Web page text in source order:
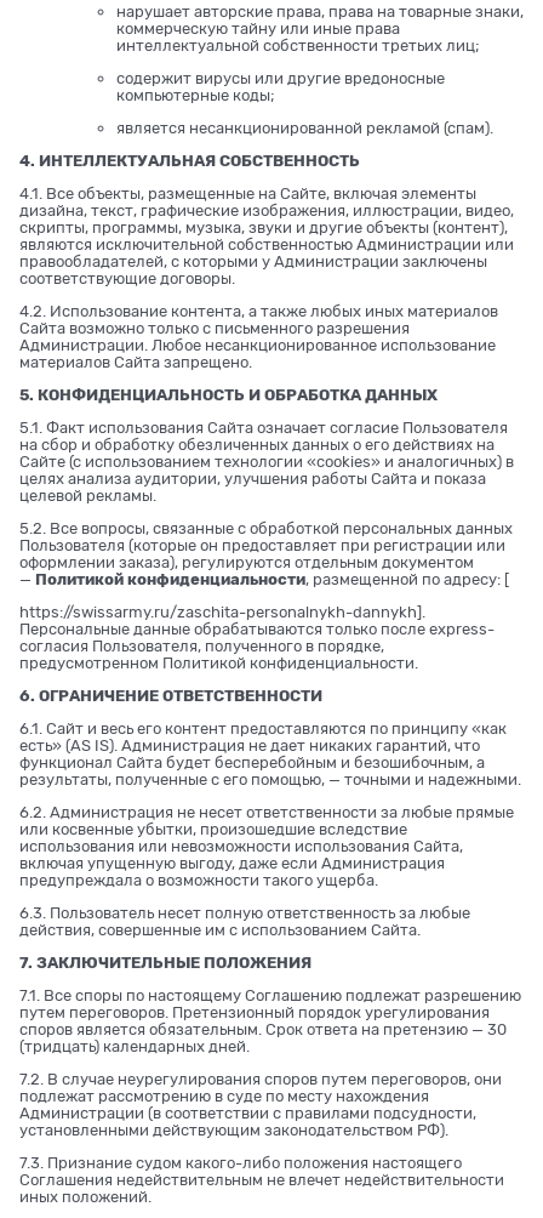
нарушает авторские права, права на товарные знаки,
коммерческую тайну или иные права
интеллектуальной собственности третьих лиц;
содержит вирусы или другие вредоносные
компьютерные коды;
является несанкционированной рекламой (спам).
4. ИНТЕЛЛЕКТУАЛЬНАЯ СОБСТВЕННОСТЬ
4.1. Все объекты, размещенные на Сайте, включая элементы
дизайна, текст, графические изображения, иллюстрации, видео,
скрипты, программы, музыка, звуки и другие объекты (контент),
являются исключительной собственностью Администрации или
правообладателей, с которыми у Администрации заключены
соответствующие договоры.
4.2. Использование контента, а также любых иных материалов
Сайта возможно только с письменного разрешения
Администрации. Любое несанкционированное использование
материалов Сайта запрещено.
5. КОНФИДЕНЦИАЛЬНОСТЬ И ОБРАБОТКА ДАННЫХ
5.1. Факт использования Сайта означает согласие Пользователя
на сбор и обработку обезличенных данных о его действиях на
Сайте (с использованием технологии «cookies» и аналогичных) в
целях анализа аудитории, улучшения работы Сайта и показа
целевой рекламы.
5.2. Все вопросы, связанные с обработкой персональных данных
Пользователя (которые он предоставляет при регистрации или
оформлении заказа), регулируются отдельным документом
— Политикой конфиденциальности, размещенной по адресу: [
https://swissarmy.ru/zaschita-personalnykh-dannykh].
Персональные данные обрабатываются только после express-
согласия Пользователя, полученного в порядке,
предусмотренном Политикой конфиденциальности.
6. ОГРАНИЧЕНИЕ ОТВЕТСТВЕННОСТИ
6.1. Сайт и весь его контент предоставляются по принципу «как
есть» (AS IS). Администрация не дает никаких гарантий, что
функционал Сайта будет бесперебойным и безошибочным, а
результаты, полученные с его помощью, — точными и надежными.
6.2. Администрация не несет ответственности за любые прямые
или косвенные убытки, произошедшие вследствие
использования или невозможности использования Сайта,
включая упущенную выгоду, даже если Администрация
предупреждала о возможности такого ущерба.
6.3. Пользователь несет полную ответственность за любые
действия, совершенные им с использованием Сайта.
7. ЗАКЛЮЧИТЕЛЬНЫЕ ПОЛОЖЕНИЯ
7.1. Все споры по настоящему Соглашению подлежат разрешению
путем переговоров. Претензионный порядок урегулирования
споров является обязательным. Срок ответа на претензию — 30
(тридцать) календарных дней.
7.2. В случае неурегулирования споров путем переговоров, они
подлежат рассмотрению в суде по месту нахождения
Администрации (в соответствии с правилами подсудности,
установленными действующим законодательством РФ).
7.3. Признание судом какого-либо положения настоящего
Соглашения недействительным не влечет недействительности
иных положений.